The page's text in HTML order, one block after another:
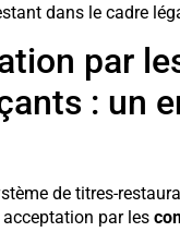
dans le cadre
par
: un
de titres-
par les